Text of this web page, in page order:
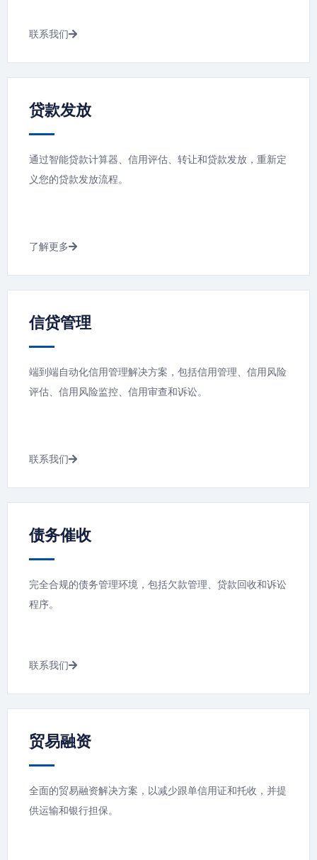
联系我们
贷款发放
通过智能贷款计算器、信用评估、转让和贷款发放，重新定
义您的贷款发放流程。
了解更多
信贷管理
端到端自动化信用管理解决方案，包括信用管理、信用风险
评估、信用风险监控、信用审查和诉讼。
联系我们
债务催收
完全合规的债务管理环境，包括欠款管理、贷款回收和诉讼
程序。
联系我们
贸易融资
全面的贸易融资解决方案，以减少跟单信用证和托收，并提
供运输和银行担保。